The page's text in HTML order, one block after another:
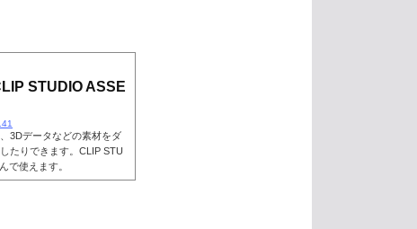
STUDIO ASSE
3Dデータなどの素材をダ
たりできます。CLIP STU
で使えます。